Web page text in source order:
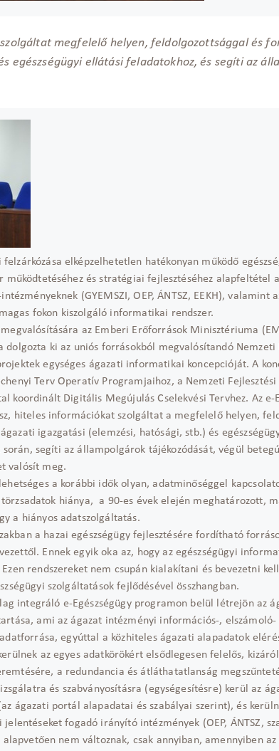
megfelelő helyen, feldolgozottsággal és
egészségügyi ellátási feladatokhoz, és segíti az
elképzelhetetlen hatékonyan működő
és stratégiai fejlesztéséhez alapfeltétel
(GYEMSZI, OEP, ÁNTSZ, EEKH), valamint
fokon kiszolgáló informatikai rendszer.
az Emberi Erőforrások Minisztériuma
dolgozta ki az uniós forrásokból megvalósítandó Nemzeti
egységes ágazati informatikai koncepcióját. A
Terv Operatív Programjaihoz, a Nemzeti
koordinált Digitális Megújulás Cselekvési Tervhez. Az e-
hiteles információkat szolgáltat a megfelelő helyen,
igazgatási (elemzési, hatósági, stb.) és
segíti az állampolgárok tájékozódását, végül
valósít meg.
a korábbi idők olyan, adatminőséggel
hiánya, a 90-es évek elején meghatározott,
a hiányos adatszolgáltatás.
a hazai egészségügy fejlesztésére fordítható
Ennek egyik oka az, hogy az egészségügyi
rendszereket nem csupán kialakítani és bevezetni
szolgáltatások fejlődésével összhangban.
integráló e-Egészségügy programon belül létrejön az
ami az ágazat intézményi információs-, elszámoló-
egyúttal a közhiteles ágazati alapadatok
az egyes adatkörökért elsődlegesen felelős,
a redundancia és átláthatatlanság
és szabványosításra (egységesítésre) kerül az
ágazati portál alapadatai és szabályai szerint), és
fogadó irányító intézmények (OEP, ÁNTSZ,
nem változnak, csak annyiban, amennyiben